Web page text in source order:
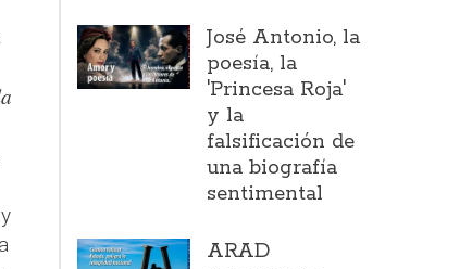
José Antonio, la
poesía, la
'Princesa Roja'
y la
falsificación de
una biografía
sentimental
ARAD